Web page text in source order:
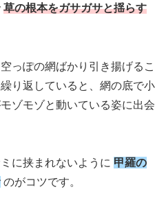
草の根本をガサガサと揺らす
っぽの網ばかり引き揚げるこ
り返していると、網の底で小
ゾモゾと動いている姿に出会
に挟まれないように 甲羅の
のがコツです。